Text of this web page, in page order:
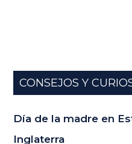
CONSEJOS Y
Día de la madre en
Inglaterra